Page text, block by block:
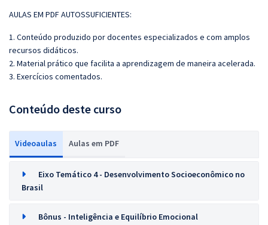
AULAS EM PDF AUTOSSUFICIENTES:
1. Conteúdo produzido por docentes especializados e com amplos
recursos didáticos.
2. Material prático que facilita a aprendizagem de maneira acelerada.
3. Exercícios comentados.
Conteúdo deste curso
Videoaulas Aulas em PDF
Eixo Temático 4 - Desenvolvimento Socioeconômico no
Brasil
Bônus - Inteligência e Equilíbrio Emocional